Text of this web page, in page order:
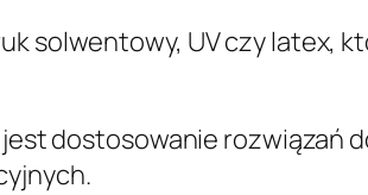
solwentowy, UV czy latex,
dostosowanie rozwiązań